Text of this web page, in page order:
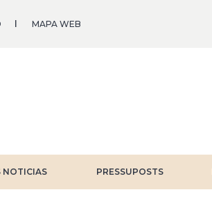
MAPA WEB
NOTICIAS PRESSUPOSTS